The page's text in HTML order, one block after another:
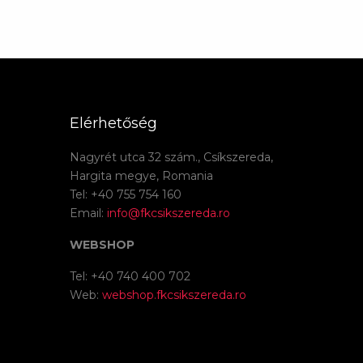
Elérhetőség
Nagyrét utca 32 szám., Csíkszereda,
Hargita megye, Romania
Tel: +40 755 754 160
Email: info@fkcsikszereda.ro
WEBSHOP
Tel: +40 740 400 702
Web: webshop.fkcsikszereda.ro